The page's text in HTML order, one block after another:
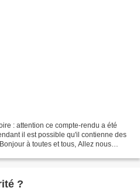
: attention ce compte-rendu a été
il est possible qu'il contienne des
à toutes et tous, Allez nous
?